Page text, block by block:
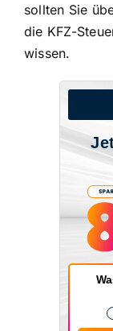
sollten Sie
die KFZ-
wissen.